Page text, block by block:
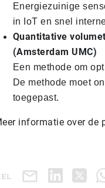
Energiezuinige
in IoT en snel
Quantitative
(Amsterdam UMC)
Een methode om
De methode moet
toegepast.
informatie over de